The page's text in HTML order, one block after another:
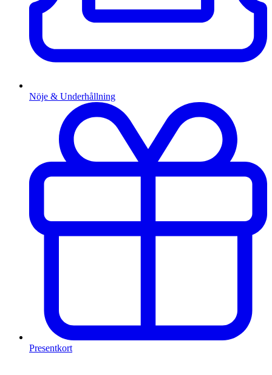
Nöje & Underhållning
Presentkort